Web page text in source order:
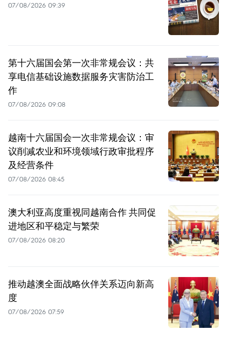
07/08/2026 09:39
第十六届国会第一次非常规会议：共
享电信基础设施数据服务灾害防治工
作
07/08/2026 09:08
越南十六届国会一次非常规会议：审
议削减农业和环境领域行政审批程序
及经营条件
07/08/2026 08:45
澳大利亚高度重视同越南合作 共同促
进地区和平稳定与繁荣
07/08/2026 08:20
推动越澳全面战略伙伴关系迈向新高
度
07/08/2026 07:59